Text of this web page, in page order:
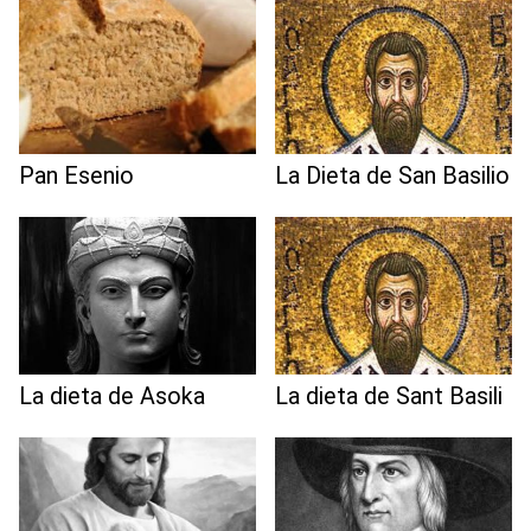
Pan Esenio La Dieta de San Basilio
La dieta de Asoka La dieta de Sant Basili